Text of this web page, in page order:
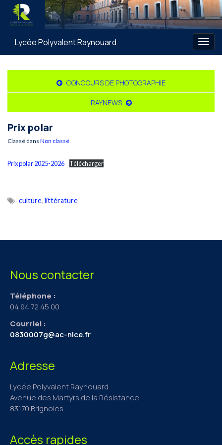
Lycée Polyvalent Raynouard
CONCOURS DE PHOTOGRAPHIE
RAYNEWS
Prix polar
Classé dans Non classé
Prix polar 2025-2026 Télécharger
culture, littérature
Nous contacter
Téléphone :
04 94 72 45 00
Courriel :
0830007g@ac-nice.fr
Adresse
Lycée Polyvalent Raynouard
Avenue des Martyrs de la Résistance
83170 Brignoles
Accès rapides